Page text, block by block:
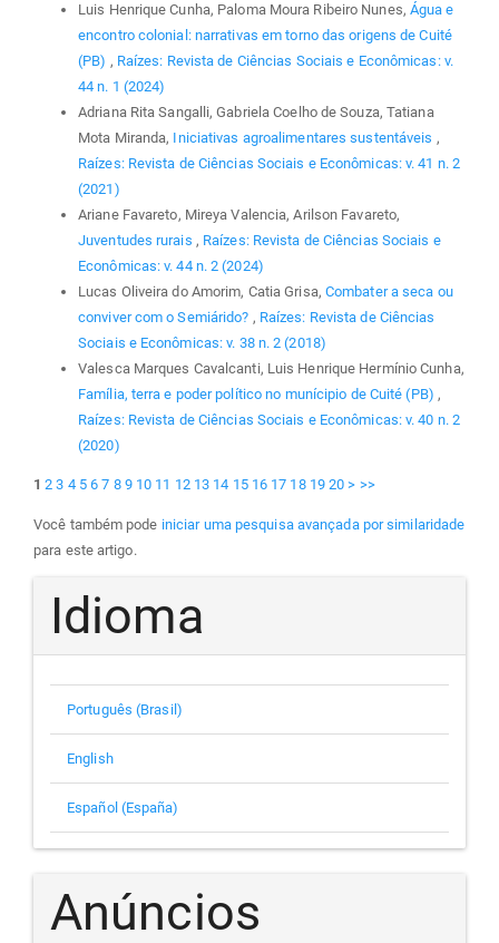
Luis Henrique Cunha, Paloma Moura Ribeiro Nunes, Água e
encontro colonial: narrativas em torno das origens de Cuité
(PB) , Raízes: Revista de Ciências Sociais e Econômicas: v.
44 n. 1 (2024)
Adriana Rita Sangalli, Gabriela Coelho de Souza, Tatiana
Mota Miranda, Iniciativas agroalimentares sustentáveis ,
Raízes: Revista de Ciências Sociais e Econômicas: v. 41 n. 2
(2021)
Ariane Favareto, Mireya Valencia, Arilson Favareto,
Juventudes rurais , Raízes: Revista de Ciências Sociais e
Econômicas: v. 44 n. 2 (2024)
Lucas Oliveira do Amorim, Catia Grisa, Combater a seca ou
conviver com o Semiárido? , Raízes: Revista de Ciências
Sociais e Econômicas: v. 38 n. 2 (2018)
Valesca Marques Cavalcanti, Luis Henrique Hermínio Cunha,
Família, terra e poder político no munícipio de Cuité (PB) ,
Raízes: Revista de Ciências Sociais e Econômicas: v. 40 n. 2
(2020)
1 2 3 4 5 6 7 8 9 10 11 12 13 14 15 16 17 18 19 20 > >>
Você também pode iniciar uma pesquisa avançada por similaridade
para este artigo.
Idioma
Português (Brasil)
English
Español (España)
Anúncios